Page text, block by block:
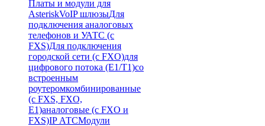
Платы и модули для
AsteriskVoIP шлюзыДля
подключения аналоговых
телефонов и УАТС (с
FXS)Для подключения
городской сети (с FXO)для
цифрового потока (E1/T1)со
встроенным
роутеромкомбинированные
(c FXS, FXO,
E1)аналоговые (с FXO и
FXS)IP АТСМодули